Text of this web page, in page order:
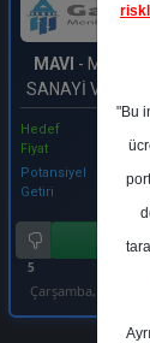
MAVI - MAVİ
SANAYİ VE
A.Ş.
Hedef
Fiyat
Potansiyel
Getiri
5
Çarşamba, 20
"Bu